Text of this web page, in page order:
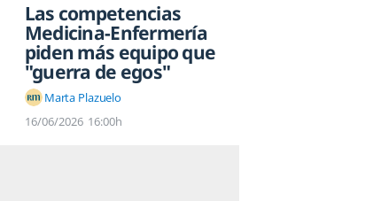
Las competencias
Medicina-Enfermería
piden más equipo que
"guerra de egos"
Marta Plazuelo
16/06/2026 16:00h